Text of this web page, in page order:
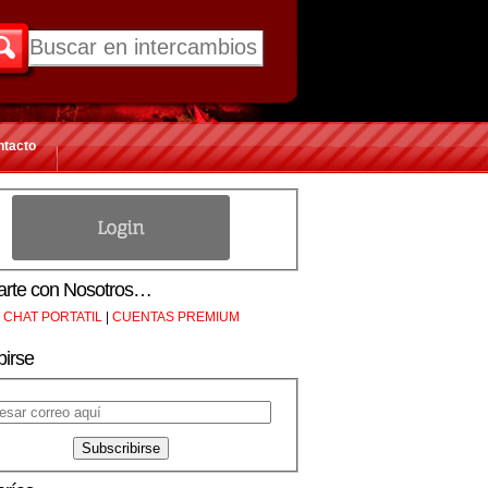
con Nosotros…
CHAT PORTATIL | CUENTAS PREMIUM